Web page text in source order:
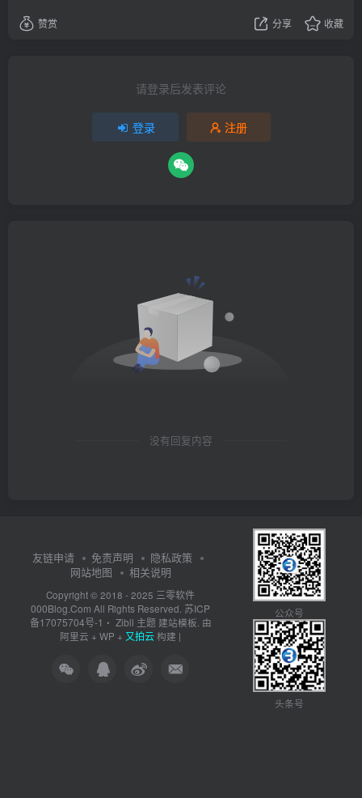
赞赏 分享 收藏
请登录后发表评论
登录 注册
没有回复内容
友链申请 免责声明
隐私政策
网站地图
相关说明
Copyright © 2018 - 2025 三零软件
000Blog.Com All Rights Reserved. 苏ICP
备17075704号-1 ・ Zibll 主题建站模板. 由
阿里云 + WP + 又拍云构建 |
公众号
头条号